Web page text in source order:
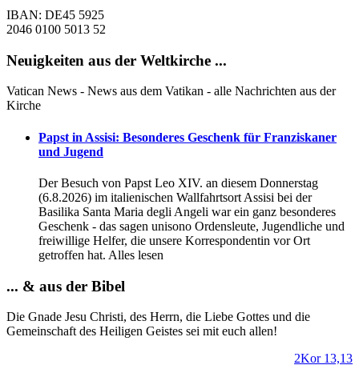
IBAN: DE45 5925
2046 0100 5013 52
Neuigkeiten aus der Weltkirche ...
Vatican News - News aus dem Vatikan - alle Nachrichten aus der
Kirche
Papst in Assisi: Besonderes Geschenk für Franziskaner
und Jugend
Der Besuch von Papst Leo XIV. an diesem Donnerstag
(6.8.2026) im italienischen Wallfahrtsort Assisi bei der
Basilika Santa Maria degli Angeli war ein ganz besonderes
Geschenk - das sagen unisono Ordensleute, Jugendliche und
freiwillige Helfer, die unsere Korrespondentin vor Ort
getroffen hat. Alles lesen
... & aus der Bibel
Die Gnade Jesu Christi, des Herrn, die Liebe Gottes und die
Gemeinschaft des Heiligen Geistes sei mit euch allen!
2Kor 13,13